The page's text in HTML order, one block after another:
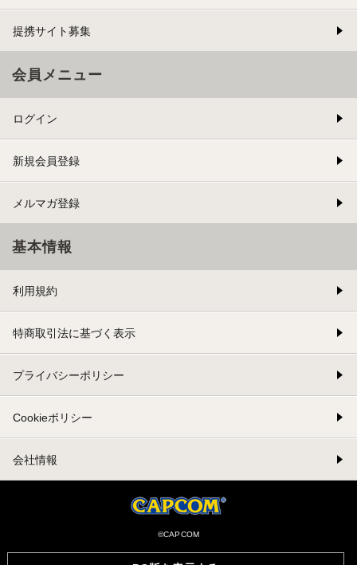
提携サイト募集
会員メニュー
ログイン
新規会員登録
メルマガ登録
基本情報
利用規約
特商取引法に基づく表示
プライバシーポリシー
Cookieポリシー
会社情報
©CAPCOM